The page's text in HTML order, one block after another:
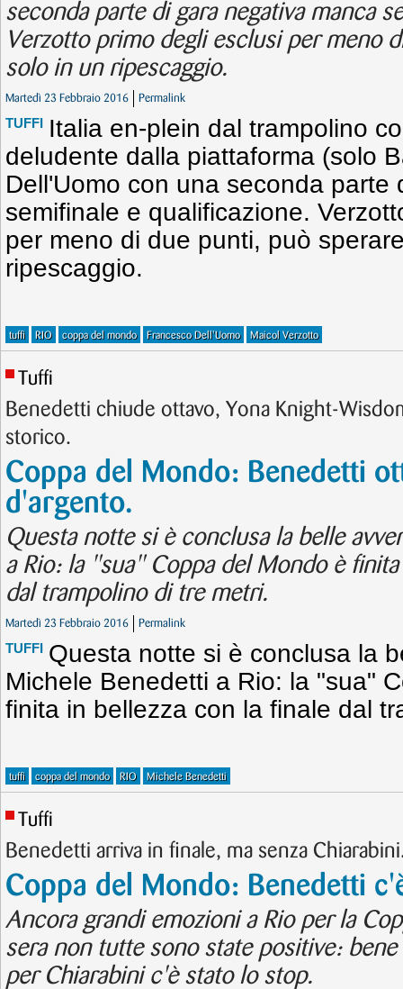
seconda parte di gara negativa manca
Verzotto primo degli esclusi per meno
solo in un ripescaggio.
Martedì 23 Febbraio 2016 Permalink
TUFFI Italia en-plein dal trampolino
deludente dalla piattaforma (solo
Dell'Uomo con una seconda parte
semifinale e qualificazione.
per meno di due punti, può
ripescaggio.
tuffi RIO coppa del mondo Francesco Dell'Uomo Maicol Verzotto
Tuffi
Benedetti chiude ottavo, Yona Knight-
storico.
Coppa del Mondo: Benedetti
d'argento.
Questa notte si è conclusa la belle
a Rio: la "sua" Coppa del Mondo è
dal trampolino di tre metri.
Martedì 23 Febbraio 2016 Permalink
TUFFI Questa notte si è conclusa la
Michele Benedetti a Rio: la "sua"
finita in bellezza con la finale dal
tuffi coppa del mondo RIO Michele Benedetti
Tuffi
Benedetti arriva in finale, ma senza
Coppa del Mondo: Benedetti
Ancora grandi emozioni a Rio per la
sera non tutte sono state positive: bene
per Chiarabini c'è stato lo stop.